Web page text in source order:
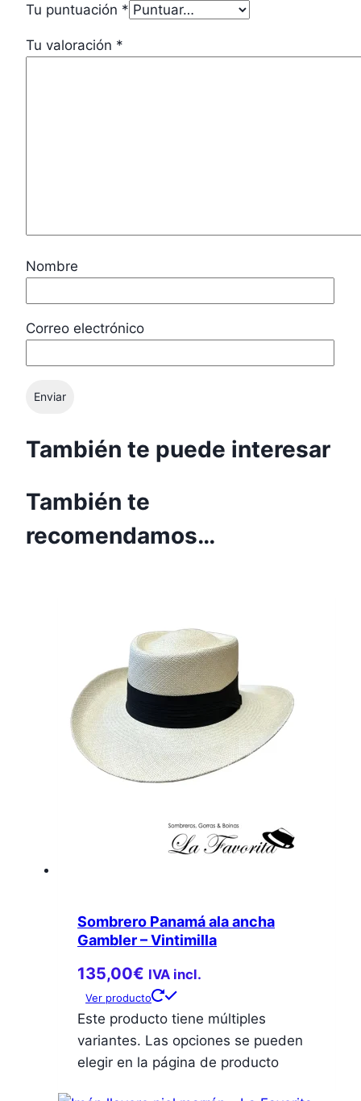
Tu puntuación *
Tu valoración *
Nombre
Correo electrónico
También te puede interesar
También te
recomendamos…
Sombrero Panamá ala ancha
Gambler – Vintimilla
135,00€ IVA incl.
Ver producto
Este producto tiene múltiples
variantes. Las opciones se pueden
elegir en la página de producto